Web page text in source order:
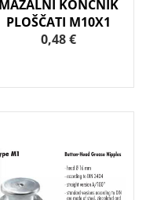
MAZALNI KONČNIK
PLOŠČATI M10X1
0,48 €